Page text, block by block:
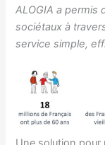
ALOGIA a permis
sociétaux à
service simple,